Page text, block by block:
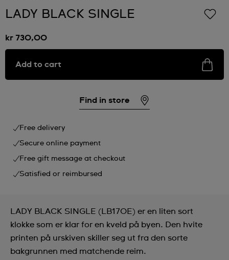
LADY BLACK SINGLE
kr 730,00
Add to cart
Find in store
Free delivery
Secure online payment
Free gift message at checkout
Satisfied or reimbursed
LADY BLACK SINGLE (LB170E) er en liten sort
klokke som er klar for en kveld på byen. Den hvite
printen på urskiven skiller seg ut fra den sorte
bakgrunnen med matchende reim.